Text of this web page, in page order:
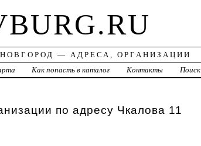
— АДРЕСА, ОРГАНИЗАЦИИ
Как попасть в каталог Контакты Поиск
по адресу Чкалова 11